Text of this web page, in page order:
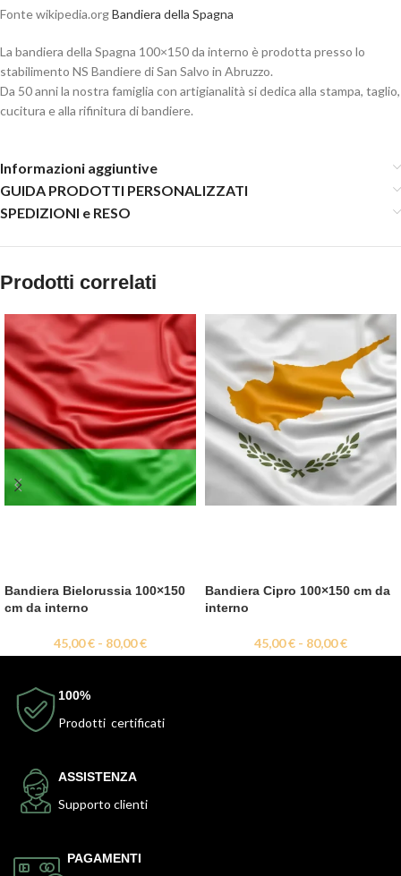
Fonte wikipedia.orgBandiera della Spagna
La bandiera della Spagna 100×150 da interno è prodotta presso lo
stabilimento NS Bandiere di San Salvo in Abruzzo.
Da 50 anni la nostra famiglia con artigianalità si dedica alla stampa, taglio,
cucitura e alla rifinitura di bandiere.
Informazioni aggiuntive
GUIDA PRODOTTI PERSONALIZZATI
SPEDIZIONI e RESO
Prodotti correlati
Bandiera Bielorussia 100×150
cm da interno
45,00€ - 80,00€
Bandiera Cipro 100×150 cm da
interno
45,00€ - 80,00€
100%
Prodotti certificati
ASSISTENZA
Supporto clienti
PAGAMENTI